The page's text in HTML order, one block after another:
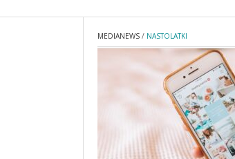
MEDIANEWS / NASTOLATKI